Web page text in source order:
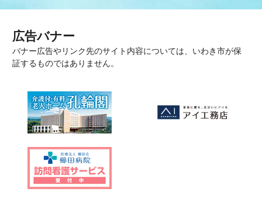
広告バナー
バナー広告やリンク先のサイト内容については、いわき市が保
証するものではありません。